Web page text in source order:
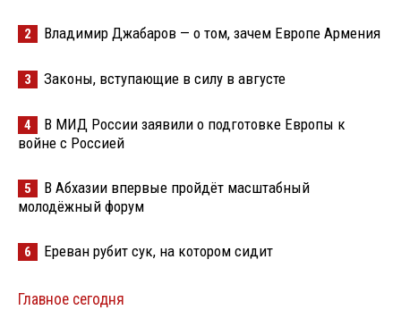
2 Владимир Джабаров — о том, зачем Европе Армения
3 Законы, вступающие в силу в августе
4
В МИД России заявили о подготовке Европы к
войне с Россией
5
В Абхазии впервые пройдёт масштабный
молодёжный форум
6 Ереван рубит сук, на котором сидит
Главное сегодня